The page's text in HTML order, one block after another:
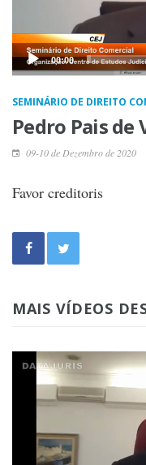
00:00
SEMINÁRIO DE DIREITO
Pedro Pais de
09-10 de Dezembro de 2020
Favor creditoris
MAIS VÍDEOS